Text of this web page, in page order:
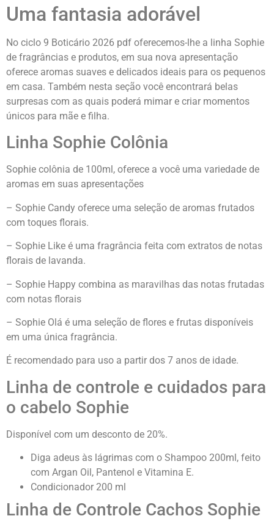
Uma fantasia adorável
No ciclo 9 Boticário 2026 pdf oferecemos-lhe a linha Sophie
de fragrâncias e produtos, em sua nova apresentação
oferece aromas suaves e delicados ideais para os pequenos
em casa. Também nesta seção você encontrará belas
surpresas com as quais poderá mimar e criar momentos
únicos para mãe e filha.
Linha Sophie Colônia
Sophie colônia de 100ml, oferece a você uma variedade de
aromas em suas apresentações
– Sophie Candy oferece uma seleção de aromas frutados
com toques florais.
– Sophie Like é uma fragrância feita com extratos de notas
florais de lavanda.
– Sophie Happy combina as maravilhas das notas frutadas
com notas florais
– Sophie Olá é uma seleção de flores e frutas disponíveis
em uma única fragrância.
É recomendado para uso a partir dos 7 anos de idade.
Linha de controle e cuidados para
o cabelo Sophie
Disponível com um desconto de 20%.
Diga adeus às lágrimas com o Shampoo 200ml, feito
com Argan Oil, Pantenol e Vitamina E.
Condicionador 200 ml
Linha de Controle Cachos Sophie